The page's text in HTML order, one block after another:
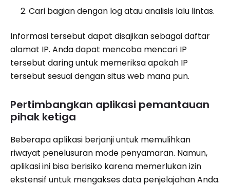
Cari bagian dengan log atau analisis lalu lintas.
Informasi tersebut dapat disajikan sebagai daftar
alamat IP. Anda dapat mencoba mencari IP
tersebut daring untuk memeriksa apakah IP
tersebut sesuai dengan situs web mana pun.
Pertimbangkan aplikasi pemantauan
pihak ketiga
Beberapa aplikasi berjanji untuk memulihkan
riwayat penelusuran mode penyamaran. Namun,
aplikasi ini bisa berisiko karena memerlukan izin
ekstensif untuk mengakses data penjelajahan Anda.